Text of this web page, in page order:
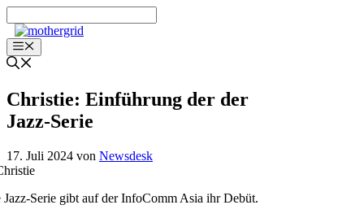
Inhalt
springenMenü
Christie: Einführung der der
Jazz-Serie
17. Juli 2024 von Newsdesk
Jazz-Serie gibt auf der InfoComm Asia ihr Debüt.